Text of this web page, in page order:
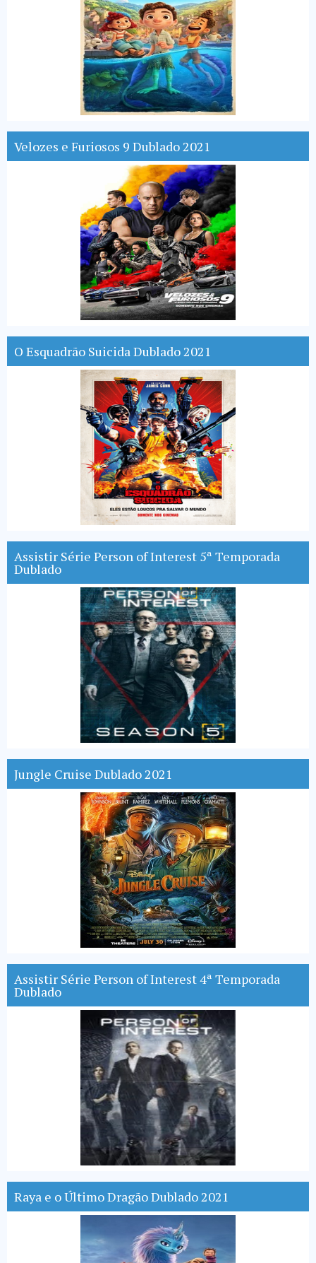
Velozes e Furiosos 9 Dublado 2021
O Esquadrão Suicida Dublado 2021
Assistir Série Person of Interest 5ª Temporada
Dublado
Jungle Cruise Dublado 2021
Assistir Série Person of Interest 4ª Temporada
Dublado
Raya e o Último Dragão Dublado 2021